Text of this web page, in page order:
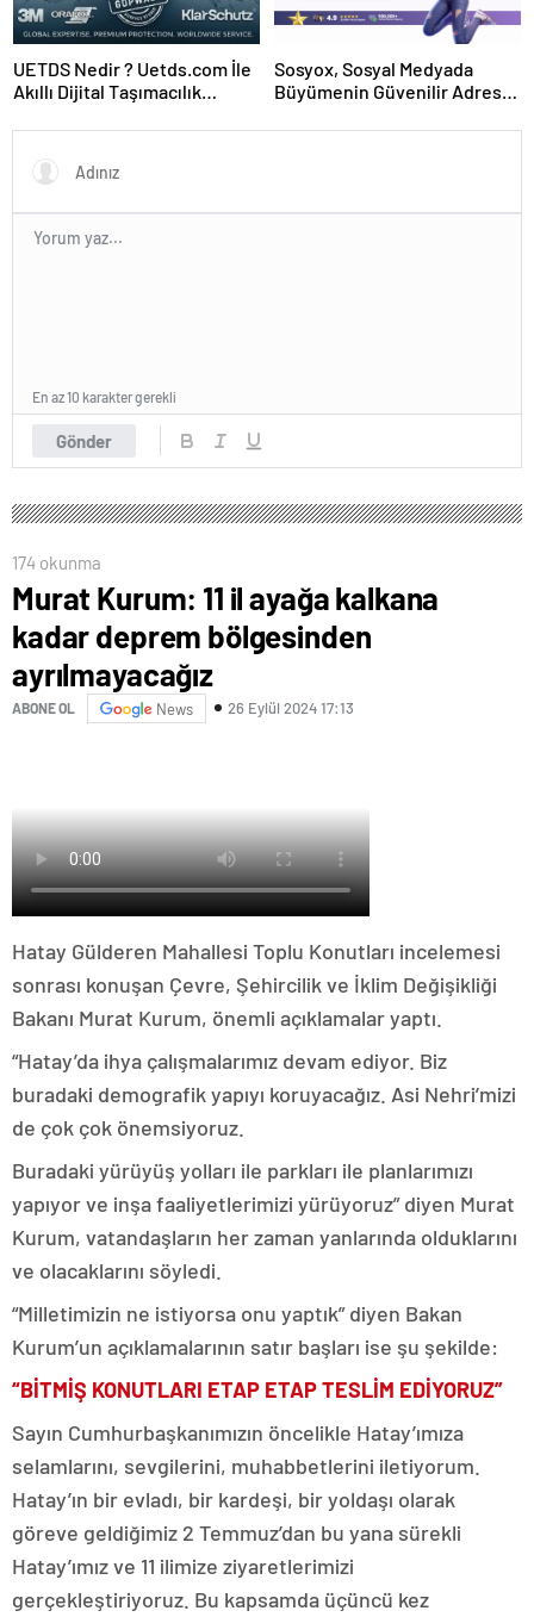
UETDS Nedir ? Uetds.com İle
Akıllı Dijital Taşımacılık
Sosyox, Sosyal Medyada
Büyümenin Güvenilir Adresi
Gönder
En az 10 karakter gerekli
174 okunma
Murat Kurum: 11 il ayağa kalkana
kadar deprem bölgesinden
ayrılmayacağız
ABONE OL News 26 Eylül 2024 17:13
Hatay Gülderen Mahallesi Toplu Konutları incelemesi
sonrası konuşan Çevre, Şehircilik ve İklim Değişikliği
Bakanı Murat Kurum, önemli açıklamalar yaptı.
“Hatay’da ihya çalışmalarımız devam ediyor. Biz
buradaki demografik yapıyı koruyacağız. Asi Nehri’mizi
de çok çok önemsiyoruz.
Buradaki yürüyüş yolları ile parkları ile planlarımızı
yapıyor ve inşa faaliyetlerimizi yürüyoruz” diyen Murat
Kurum, vatandaşların her zaman yanlarında olduklarını
ve olacaklarını söyledi.
“Milletimizin ne istiyorsa onu yaptık” diyen Bakan
Kurum’un açıklamalarının satır başları ise şu şekilde:
“BİTMİŞ KONUTLARI ETAP ETAP TESLİM EDİYORUZ”
Sayın Cumhurbaşkanımızın öncelikle Hatay’ımıza
selamlarını, sevgilerini, muhabbetlerini iletiyorum.
Hatay’ın bir evladı, bir kardeşi, bir yoldaşı olarak
göreve geldiğimiz 2 Temmuz’dan bu yana sürekli
Hatay’ımız ve 11 ilimize ziyaretlerimizi
gerçekleştiriyoruz. Bu kapsamda üçüncü kez